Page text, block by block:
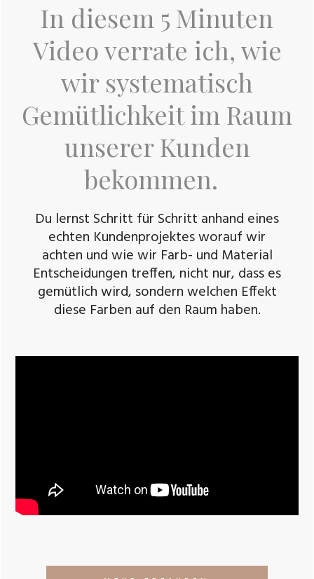
In diesem 5 Minuten
Video verrate ich, wie
wir systematisch
Gemütlichkeit im Raum
unserer Kunden
bekommen.
Du lernst Schritt für Schritt anhand eines
echten Kundenprojektes worauf wir
achten und wie wir Farb- und Material
Entscheidungen treffen, nicht nur, dass es
gemütlich wird, sondern welchen Effekt
diese Farben auf den Raum haben.